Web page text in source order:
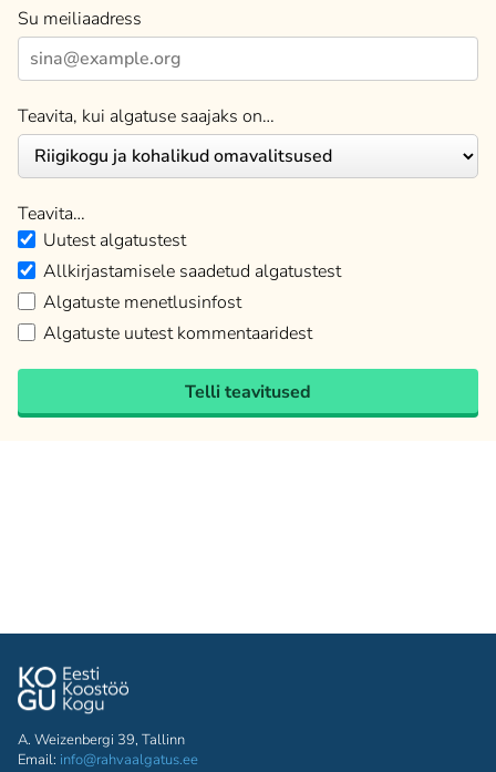
Su meiliaadress
Teavita, kui algatuse saajaks on…
Teavita…
Uutest algatustest
Allkirjastamisele saadetud algatustest
Algatuste menetlusinfost
Algatuste uutest kommentaaridest
Telli teavitused
A. Weizenbergi 39, Tallinn
Email: info@rahvaalgatus.ee